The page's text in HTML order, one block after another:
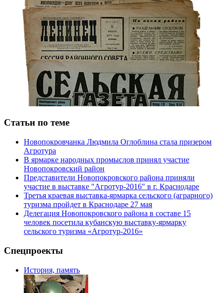
Статьи по теме
Новопокровчанка Людмила Оглоблина стала призером
Агротура
В ярмарке народных промыслов принял участие
Новопокровский район
Представители Новопокровского района приняли
участие в выставке "Агротур-2016" в г. Краснодаре
Третья краевая выставка-ярмарка сельского (аграрного)
туризма пройдет в Краснодаре 27 мая
Делегация Новопокровского района в составе 15
человек посетила кубанскую выставку-ярмарку
сельского туризма «Агротур-2016»
Спецпроекты
История, память